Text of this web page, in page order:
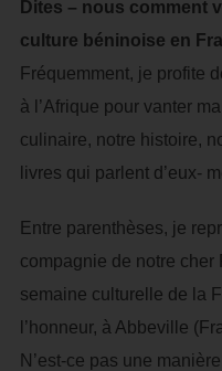
Dites – nous comment
culture béninoise en
Fréquemment, je profite
à l’Afrique pour vanter
culinaire, notre histoire,
livres qui parlent d’eux-
Entre parenthèses, je
compagnie de notre cher
semaine culturelle de la
l’honneur, à Abbeville
N’est-ce pas une